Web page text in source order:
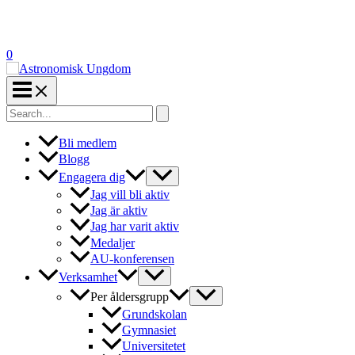
0
Search
for:
Bli medlem
Blogg
Engagera dig
Jag vill bli aktiv
Jag är aktiv
Jag har varit aktiv
Medaljer
AU-konferensen
Verksamhet
Per åldersgrupp
Grundskolan
Gymnasiet
Universitetet